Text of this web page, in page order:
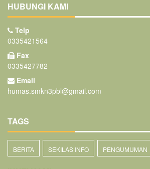
HUBUNGI KAMI
Telp
0335421564
Fax
0335427782
Email
humas.smkn3pbl@gmail.com
TAGS
BERITA SEKILAS INFO PENGUMUMAN